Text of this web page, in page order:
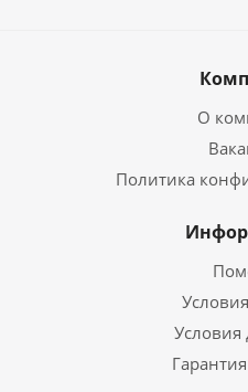
О
Политика
Условия